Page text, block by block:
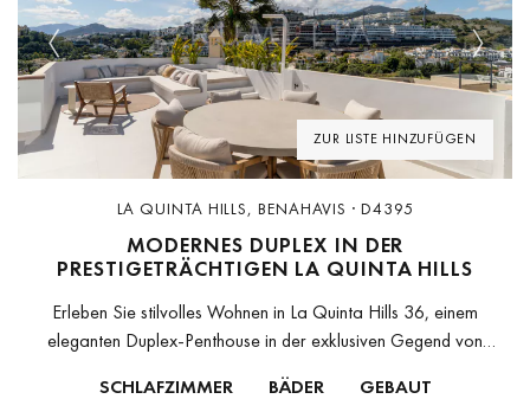
ZUR LISTE HINZUFÜGEN
Previous Next
LA QUINTA HILLS, BENAHAVIS · D4395
MODERNES DUPLEX IN DER
PRESTIGETRÄCHTIGEN LA QUINTA HILLS
Erleben Sie stilvolles Wohnen in La Quinta Hills 36, einem
eleganten Duplex-Penthouse in der exklusiven Gegend von
SCHLAFZIMMER
BÄDER
GEBAUT